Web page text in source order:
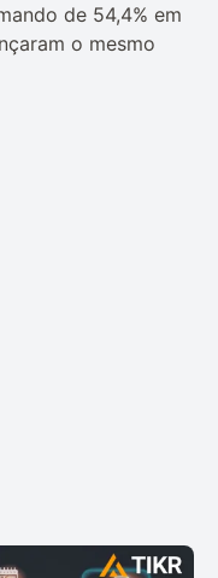
de 54,4% em
o mesmo